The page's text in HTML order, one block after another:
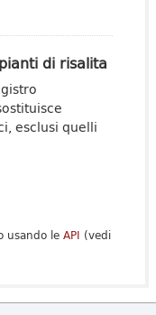
di risalita
esclusi quelli
usando le API (vedi